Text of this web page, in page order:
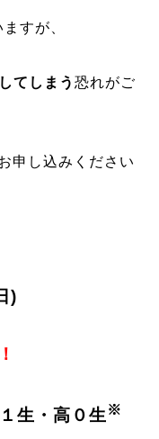
すが、
してしまう恐れがご
申し込みください
)
生・高０生 ※